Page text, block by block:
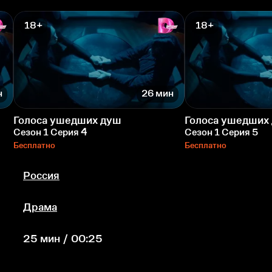
18+
26 мин
Голоса ушедших душ
Сезон 1 Серия 4
Бесплатно
18+
Голоса
Сезон 1 Серия 5
Бесплатно
Россия
Драма
25 мин / 00:25